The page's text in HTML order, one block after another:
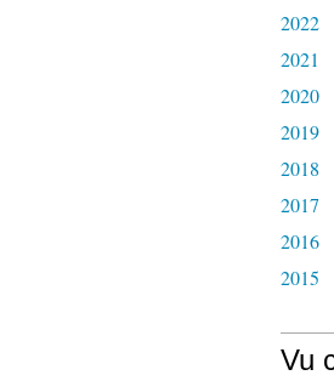
2022
2021
2020
2019
2018
2017
2016
2015
Vu